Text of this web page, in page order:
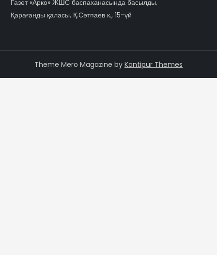
Газет «Арко» ЖШС баспаханасында басылды.
Қарағанды қаласы, Қ.Сәтпаев к., 15-үй
Theme Mero Magazine by Kantipur Themes